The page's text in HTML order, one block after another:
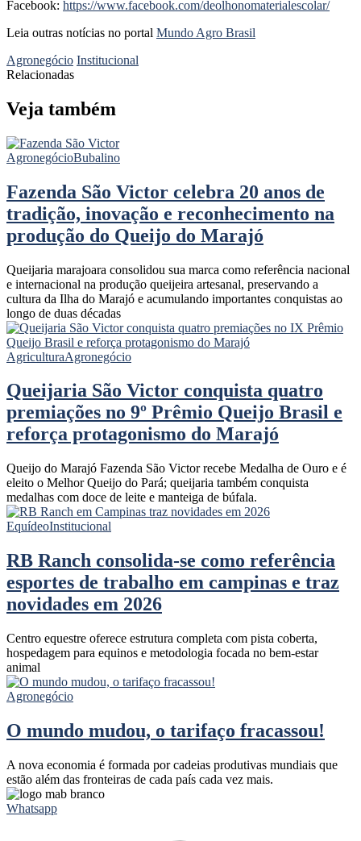
Facebook: https://www.facebook.com/deolhonomaterialescolar/
Leia outras notícias no portal Mundo Agro Brasil
Agronegócio Institucional
Relacionadas
Veja também
AgronegócioBubalino
Fazenda São Victor celebra 20 anos de
tradição, inovação e reconhecimento na
produção do Queijo do Marajó
Queijaria marajoara consolidou sua marca como referência nacional
e internacional na produção queijeira artesanal, preservando a
cultura da Ilha do Marajó e acumulando importantes conquistas ao
longo de duas décadas
AgriculturaAgronegócio
Queijaria São Victor conquista quatro
premiações no 9º Prêmio Queijo Brasil e
reforça protagonismo do Marajó
Queijo do Marajó Fazenda São Victor recebe Medalha de Ouro e é
eleito o Melhor Queijo do Pará; queijaria também conquista
medalhas com doce de leite e manteiga de búfala.
EquídeoInstitucional
RB Ranch consolida-se como referência
esportes de trabalho em campinas e traz
novidades em 2026
Centro equestre oferece estrutura completa com pista coberta,
hospedagem para equinos e metodologia focada no bem-estar
animal
Agronegócio
O mundo mudou, o tarifaço fracassou!
A nova economia é formada por cadeias produtivas mundiais que
estão além das fronteiras de cada país cada vez mais.
Whatsapp